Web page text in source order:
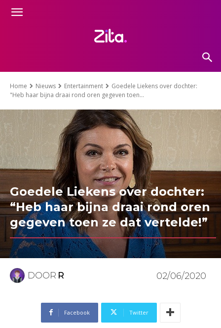
Home Nieuws Entertainment
Goedele Liekens over dochter:
"Heb haar bĳna draai rond oren gegeven toen...
Goedele Liekens over dochter:
“Heb haar bĳna draai rond oren
gegeven toen ze dat vertelde!”
DOOR R 02/06/2020
Facebook Twitter